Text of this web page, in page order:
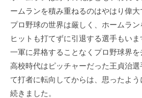
ームランを積み重ねるのはやはり偉大
プロ野球の世界は厳しく、ホームラ
ヒットも打てずに引退する選手もい
一軍に昇格することなくプロ野球界を
高校時代はピッチャーだった王貞治
て打者に転向してからは、思ったよ
続きました。